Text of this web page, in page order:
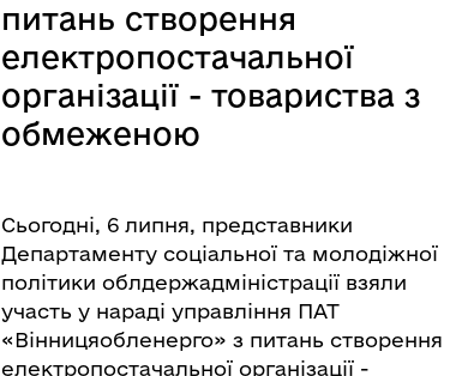
питань створення
електропостачальної
організації - товариства з
обмеженою
ВІННИЦЯ».
Сьогодні, 6 липня, представники
Департаменту соціальної та молодіжної
політики облдержадміністрації взяли
участь у нараді управління ПАТ
«Вінницяобленерго» з питань створення
електропостачальної організації -